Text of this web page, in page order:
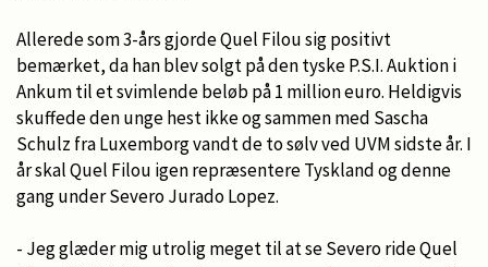
Allerede som 3-års gjorde Quel Filou sig positivt
bemærket, da han blev solgt på den tyske P.S.I. Auktion i
Ankum til et svimlende beløb på 1 million euro. Heldigvis
skuffede den unge hest ikke og sammen med Sascha
Schulz fra Luxemborg vandt de to sølv ved UVM sidste år. I
år skal Quel Filou igen repræsentere Tyskland og denne
gang under Severo Jurado Lopez.
- Jeg glæder mig utrolig meget til at se Severo ride Quel